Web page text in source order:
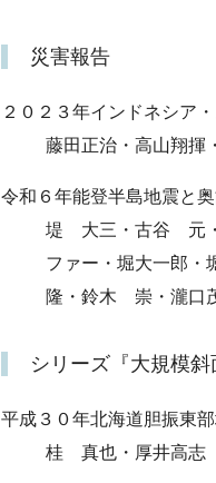
災害報告
２０２３年インドネシア
藤田正治・高山翔揮
令和６年能登半島地震と
堤 大三・古谷 元・
ファー・堀大一郎
隆・鈴木 崇・瀧口
シリーズ『大規模
平成３０年北海道胆振東
桂 真也・厚井高志